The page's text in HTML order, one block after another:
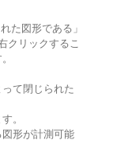
た図形である」
クリックするこ
て閉じられた
。
形が計測可能